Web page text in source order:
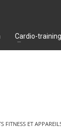
Cardio-training
FITNESS ET